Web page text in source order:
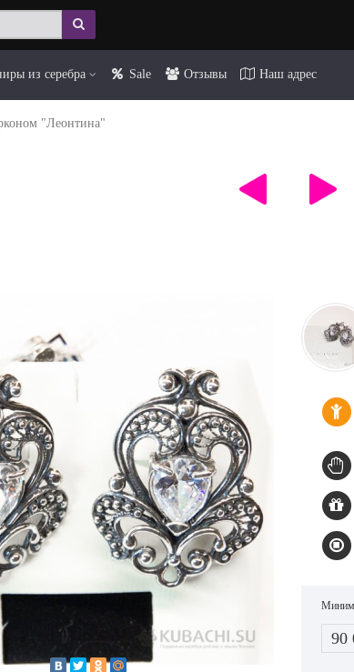
из серебра Sale Отзывы Наш адрес
"Леонтина"
90